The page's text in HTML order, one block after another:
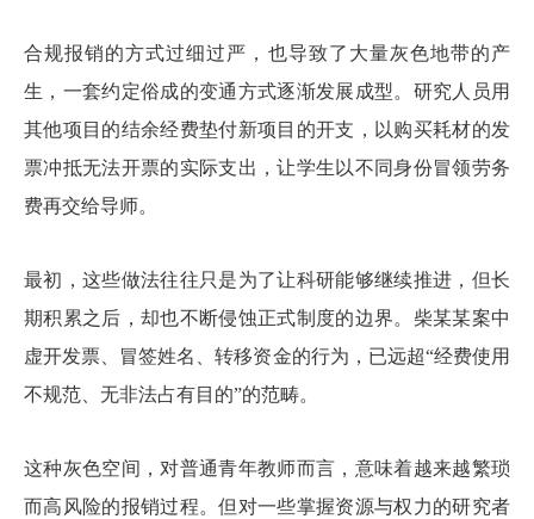
合规报销的方式过细过严，也导致了大量灰色地带的产
生，一套约定俗成的变通方式逐渐发展成型。研究人员用
其他项目的结余经费垫付新项目的开支，以购买耗材的发
票冲抵无法开票的实际支出，让学生以不同身份冒领劳务
费再交给导师。
最初，这些做法往往只是为了让科研能够继续推进，但长
期积累之后，却也不断侵蚀正式制度的边界。柴某某案中
虚开发票、冒签姓名、转移资金的行为，已远超“经费使用
不规范、无非法占有目的”的范畴。
这种灰色空间，对普通青年教师而言，意味着越来越繁琐
而高风险的报销过程。但对一些掌握资源与权力的研究者